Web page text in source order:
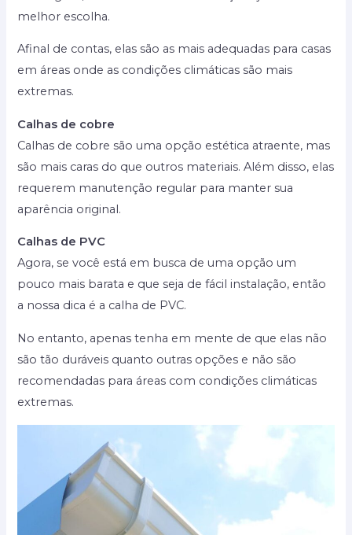
melhor escolha.
Afinal de contas, elas são as mais adequadas para casas
em áreas onde as condições climáticas são mais
extremas.
Calhas de cobre
Calhas de cobre são uma opção estética atraente, mas
são mais caras do que outros materiais. Além disso, elas
requerem manutenção regular para manter sua
aparência original.
Calhas de PVC
Agora, se você está em busca de uma opção um
pouco mais barata e que seja de fácil instalação, então
a nossa dica é a calha de PVC.
No entanto, apenas tenha em mente de que elas não
são tão duráveis quanto outras opções e não são
recomendadas para áreas com condições climáticas
extremas.